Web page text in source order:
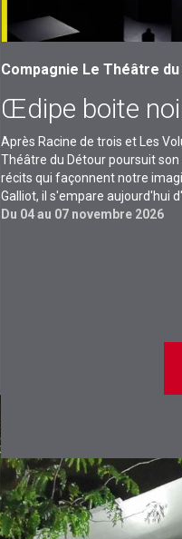
Compagnie Le Théâtre
Œdipe boite
Après Racine de trois et Les
Théâtre du Détour poursuit
récits qui façonnent notre
Galliot, il s'empare aujourd'hui
Du 04 au 07 novembre 2026